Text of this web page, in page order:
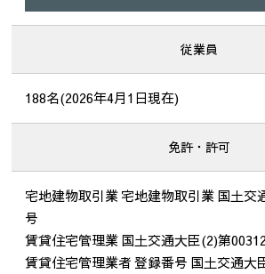
従業員
188名(2026年4月1日現在)
免許・許可
宅地建物取引業 宅地建物取引業 国土交
号
賃貸住宅管理業 国土交通大臣(2)第
賃貸住宅管理業者 登録番号 国土交通大臣